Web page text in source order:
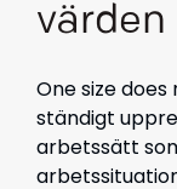
värden
One size
ständigt
arbetssätt